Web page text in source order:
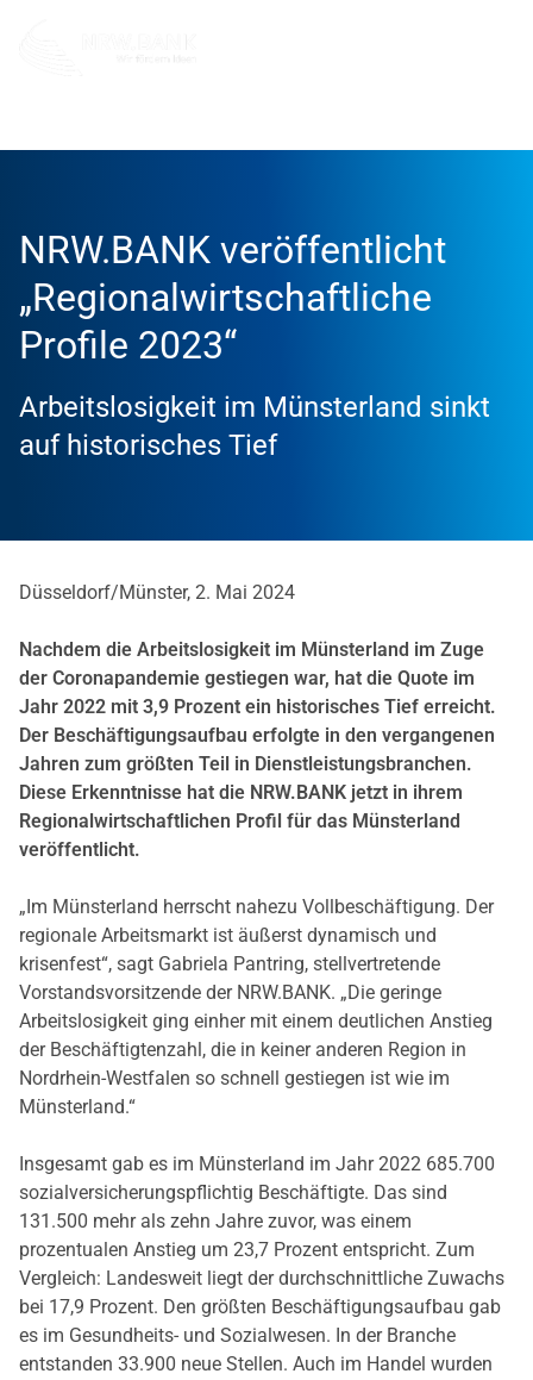
NRW.BANK veröffentlicht
„Regionalwirtschaftliche
Profile 2023“
Arbeitslosigkeit im Münsterland sinkt
auf historisches Tief
Düsseldorf/Münster, 2. Mai 2024
Nachdem die Arbeitslosigkeit im Münsterland im Zuge
der Coronapandemie gestiegen war, hat die Quote im
Jahr 2022 mit 3,9 Prozent ein historisches Tief erreicht.
Der Beschäftigungsaufbau erfolgte in den vergangenen
Jahren zum größten Teil in Dienstleistungsbranchen.
Diese Erkenntnisse hat die NRW.BANK jetzt in ihrem
Regionalwirtschaftlichen Profil für das Münsterland
veröffentlicht.
„Im Münsterland herrscht nahezu Vollbeschäftigung. Der
regionale Arbeitsmarkt ist äußerst dynamisch und
krisenfest“, sagt Gabriela Pantring, stellvertretende
Vorstandsvorsitzende der NRW.BANK. „Die geringe
Arbeitslosigkeit ging einher mit einem deutlichen Anstieg
der Beschäftigtenzahl, die in keiner anderen Region in
Nordrhein-Westfalen so schnell gestiegen ist wie im
Münsterland.“
Insgesamt gab es im Münsterland im Jahr 2022 685.700
sozialversicherungspflichtig Beschäftigte. Das sind
131.500 mehr als zehn Jahre zuvor, was einem
prozentualen Anstieg um 23,7 Prozent entspricht. Zum
Vergleich: Landesweit liegt der durchschnittliche Zuwachs
bei 17,9 Prozent. Den größten Beschäftigungsaufbau gab
es im Gesundheits- und Sozialwesen. In der Branche
entstanden 33.900 neue Stellen. Auch im Handel wurden